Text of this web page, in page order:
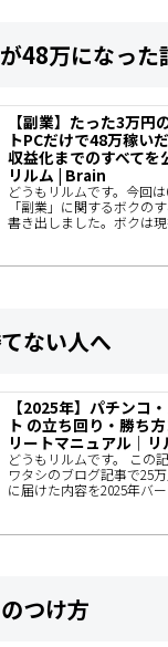
48万になった
【副業】たった3万円
トPCだけで48万稼い
収益化までのすべてを
リルム | Brain
どうもリルムです。今回
「副業」に関するボクの
書き出しました。ボクは
ンテンツ販売なども着手
ない人へ
【2025年】パチンコ
ト の立ち回り・勝ち
リートマニュアル｜リ
どうもリルムです。 この記
ワタシのブログ記事で25
に届けた内容を2025年バ
見てもらいたい。 きっと
つけ方